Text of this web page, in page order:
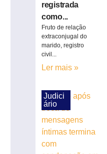
Morre Silvio Santos, ícone da TV
lamenta morte de Silvio Santos: “Maior
TRE-
realiza
18.860
eletrônicas
registrada
como...
Fruto de relação
extraconjugal do
marido, registro
civil...
Ler mais »
Judici
ário